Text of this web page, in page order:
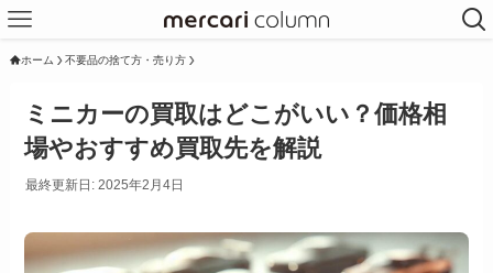
ホーム 不要品の捨て方・売り方
ミニカーの買取はどこがいい？価格相
場やおすすめ買取先を解説
最終更新日: 2025年2月4日